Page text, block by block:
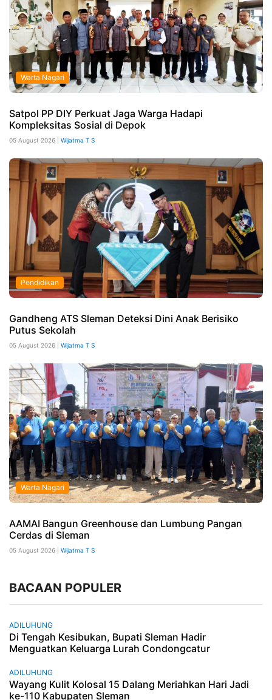
Warta Nagari
Satpol PP DIY Perkuat Jaga Warga Hadapi
Kompleksitas Sosial di Depok
05 August 2026 | Wijatma T S
Pendidikan
Gandheng ATS Sleman Deteksi Dini Anak Berisiko
Putus Sekolah
05 August 2026 | Wijatma T S
Warta Nagari
AAMAI Bangun Greenhouse dan Lumbung Pangan
Cerdas di Sleman
05 August 2026 | Wijatma T S
BACAAN POPULER
ADILUHUNG
Di Tengah Kesibukan, Bupati Sleman Hadir
Menguatkan Keluarga Lurah Condongcatur
ADILUHUNG
Wayang Kulit Kolosal 15 Dalang Meriahkan Hari Jadi
ke-110 Kabupaten Sleman